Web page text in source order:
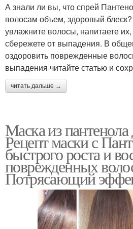
А знали ли вы, что спрей
волосам объем, здоровый
увлажните волосы, напитаете
сбережете от выпадения. В
оздоровить поврежденные
выпадения читайте статью и
читать дальше →
Маска из пантенола
Рецепт маски с
быстрого роста и
поврежденных
Потрясающий